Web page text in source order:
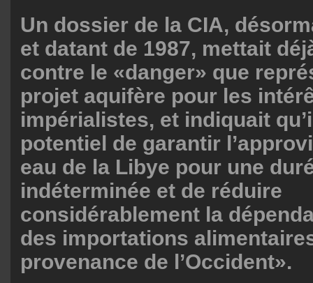
Un dossier de la CIA,
et datant de 1987, mettait
contre le «danger» que
projet aquifère pour les
impérialistes, et indiquait
potentiel de garantir
eau de la Libye pour une
indéterminée et de réduire
considérablement la
des importations
provenance de l’Occident».